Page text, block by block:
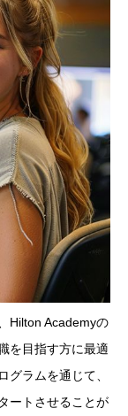
Hilton Academyの
を目指す方に最適
グラムを通じて、
ートさせることが